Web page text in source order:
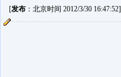
[发布：北京时间 2012/3/30 16:47:52]